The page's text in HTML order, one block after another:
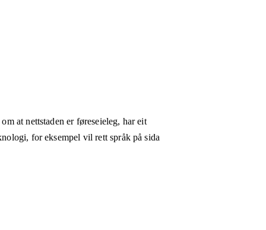
at nettstaden er føreseieleg, har eit
for eksempel vil rett språk på sida